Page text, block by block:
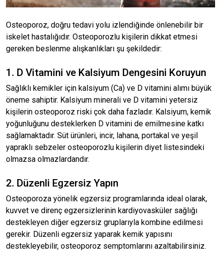
Osteoporoz, doğru tedavi yolu izlendiğinde önlenebilir bir
iskelet hastalığıdır. Osteoporozlu kişilerin dikkat etmesi
gereken beslenme alışkanlıkları şu şekildedir:
1. D Vitamini ve Kalsiyum Dengesini Koruyun
Sağlıklı kemikler için kalsiyum (Ca) ve D vitamini alımı büyük
öneme sahiptir. Kalsiyum minerali ve D vitamini yetersiz
kişilerin osteoporoz riski çok daha fazladır. Kalsiyum, kemik
yoğunluğunu desteklerken D vitamini de emilmesine katkı
sağlamaktadır. Süt ürünleri, incir, lahana, portakal ve yeşil
yapraklı sebzeler osteoporozlu kişilerin diyet listesindeki
olmazsa olmazlardandır.
2. Düzenli Egzersiz Yapın
Osteoporoza yönelik egzersiz programlarında ideal olarak,
kuvvet ve direnç egzersizlerinin kardiyovasküler sağlığı
destekleyen diğer egzersiz gruplarıyla kombine edilmesi
gerekir. Düzenli egzersiz yaparak kemik yapısını
destekleyebilir, osteoporoz semptomlarını azaltabilirsiniz.